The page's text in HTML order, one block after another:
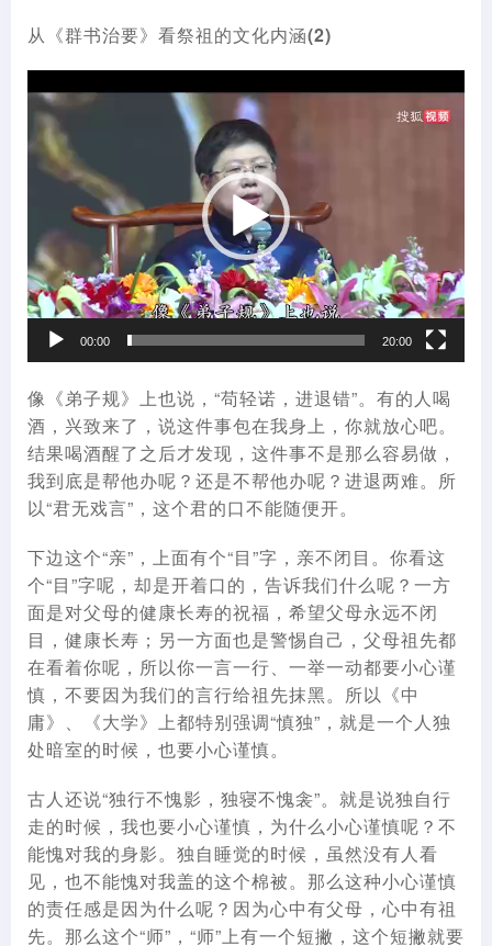
从《群书治要》看祭祖的文化内涵(2)
频
播
放
00:00 20:00
像《弟子规》上也说，“苟轻诺，进退错”。有的人喝
酒，兴致来了，说这件事包在我身上，你就放心吧。
结果喝酒醒了之后才发现，这件事不是那么容易做，
我到底是帮他办呢？还是不帮他办呢？进退两难。所
以“君无戏言”，这个君的口不能随便开。
下边这个“亲”，上面有个“目”字，亲不闭目。你看这
个“目”字呢，却是开着口的，告诉我们什么呢？一方
面是对父母的健康长寿的祝福，希望父母永远不闭
目，健康长寿；另一方面也是警惕自己，父母祖先都
在看着你呢，所以你一言一行、一举一动都要小心谨
慎，不要因为我们的言行给祖先抹黑。所以《中
庸》、《大学》上都特别强调“慎独”，就是一个人独
处暗室的时候，也要小心谨慎。
古人还说“独行不愧影，独寝不愧衾”。就是说独自行
走的时候，我也要小心谨慎，为什么小心谨慎呢？不
能愧对我的身影。独自睡觉的时候，虽然没有人看
见，也不能愧对我盖的这个棉被。那么这种小心谨慎
的责任感是因为什么呢？因为心中有父母，心中有祖
先。那么这个“师”，“师”上有一个短撇，这个短撇就要